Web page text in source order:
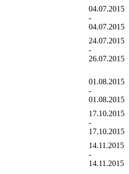
04.07.2015
-
04.07.2015
24.07.2015
-
26.07.2015
01.08.2015
-
01.08.2015
17.10.2015
-
17.10.2015
14.11.2015
-
14.11.2015